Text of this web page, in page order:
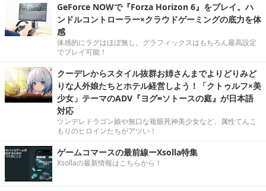
GeForce NOWで『Forza Horizon 6』をプレイ。ハ
ンドルコントローラー×クラウドゲーミングの底力を体
感
体感的にラグはほぼ無し。グラフィックスはもちろん最高設定
でプレイ可能！
クーデレからスタイル抜群お姉さんまでよりどりみど
りな人外娘たちとホテル経営しよう！「クトゥルフ×美
少女」テーマのADV『ヨグ=ソトースの庭』が日本語
対応
ツンデレドラゴン娘や無口な複眼死神美少女など、属性てんこ
もりのヒロインたちがアツい！
ゲームコマースの最前線ーXsolla特集
Xsollaの最新情報はこちらから！